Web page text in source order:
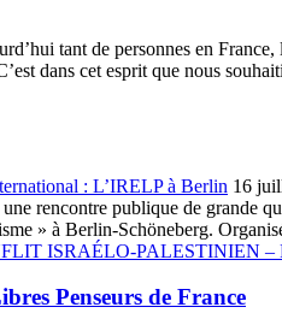
tant de personnes en
dans cet esprit que nous
: L’IRELP à Berlin 16
rencontre publique de grande
» à Berlin-Schöneberg.
ISRAÉLO-PALESTINIEN –
Penseurs de France